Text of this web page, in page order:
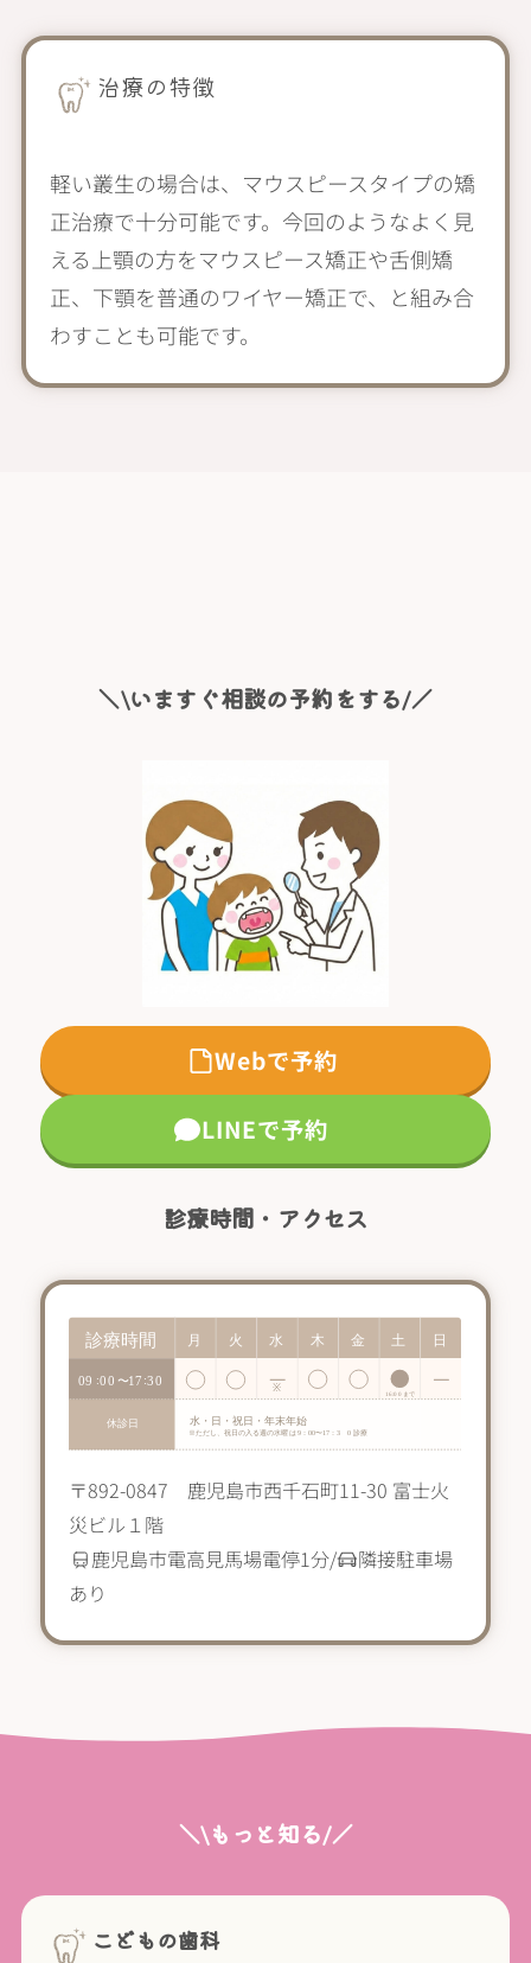
治療の特徴
軽い叢生の場合は、マウスピースタイプの矯
正治療で十分可能です。今回のようなよく見
える上顎の方をマウスピース矯正や舌側矯
正、下顎を普通のワイヤー矯正で、と組み合
わすことも可能です。
＼\いますぐ相談の予約をする/／
Webで予約
LINEで予約
診療時間・アクセス
〒892-0847 鹿児島市西千石町11-30 富士火
災ビル１階
鹿児島市電高見馬場電停1分/
隣接駐車場
あり
＼\もっと知る/／
こどもの歯科